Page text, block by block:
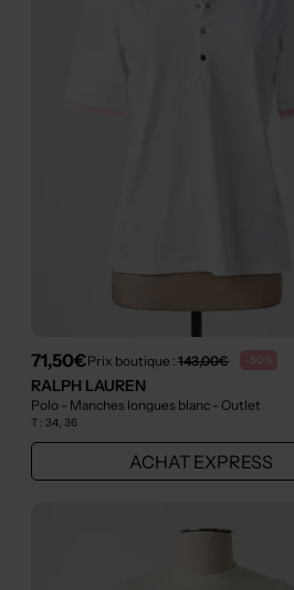
71,50€Prix boutique :143,00€ -50%
RALPH LAUREN
Polo - Manches longues blanc - Outlet
T :34, 36
ACHAT EXPRESS